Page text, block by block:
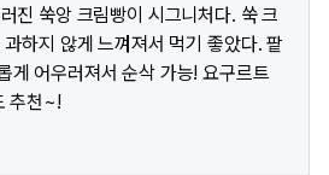
진 쑥앙 크림빵이 시그니처다. 쑥 크
하지 않게 느껴져서 먹기 좋았다. 팥
게 어우러져서 순삭 가능! 요구르트
추천~!